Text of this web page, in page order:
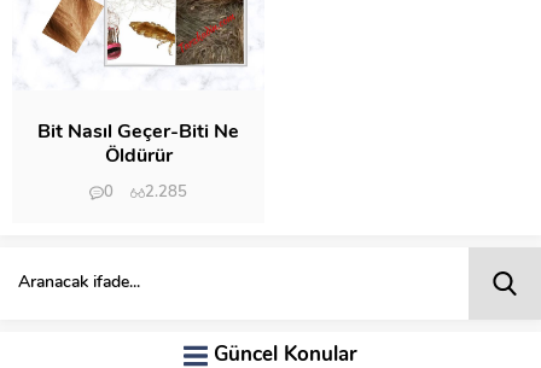
Bit Nasıl Geçer-Biti Ne
Öldürür
0 2.285
Güncel Konular